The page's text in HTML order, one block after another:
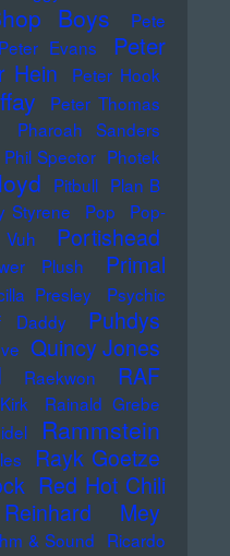
Boys
Pete
Peter Evans
Peter
Hein
Peter Hook
Peter Thomas
Pharoah Sanders
Phil Spector Photek
Pitbull Plan B
Styrene Pop
Pop-
Portishead
Plush
Primal
Presley
Psychic
Daddy
Puhdys
Quincy Jones
Raekwon RAF
Rainald Grebe
Rammstein
Rayk Goetze
Red Hot Chili
Reinhard Mey
& Sound Ricardo